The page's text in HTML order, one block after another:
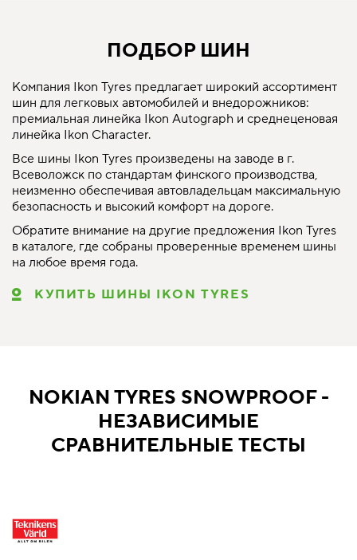
ПОДБОР ШИН
Компания Ikon Tyres предлагает широкий ассортимент
шин для легковых автомобилей и внедорожников:
премиальная линейка Ikon Autograph и среднеценовая
линейка Ikon Character.
Все шины Ikon Tyres произведены на заводе в г.
Всеволожск по стандартам финского производства,
неизменно обеспечивая автовладельцам максимальную
безопасность и высокий комфорт на дороге.
Обратите внимание на другие предложения Ikon Tyres
в каталоге, где собраны проверенные временем шины
на любое время года.
КУПИТЬ ШИНЫ IKON TYRES
NOKIAN TYRES SNOWPROOF -
НЕЗАВИСИМЫЕ
СРАВНИТЕЛЬНЫЕ ТЕСТЫ